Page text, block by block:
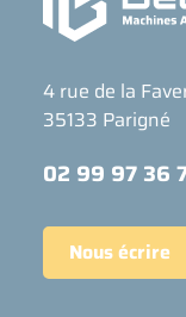
4 rue de la
35133 Parigné
02 99 97 36
Nous écrire